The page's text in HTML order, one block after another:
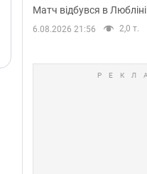
Матч відбувся в Любліні
6.08.2026 21:56 2,0 т.